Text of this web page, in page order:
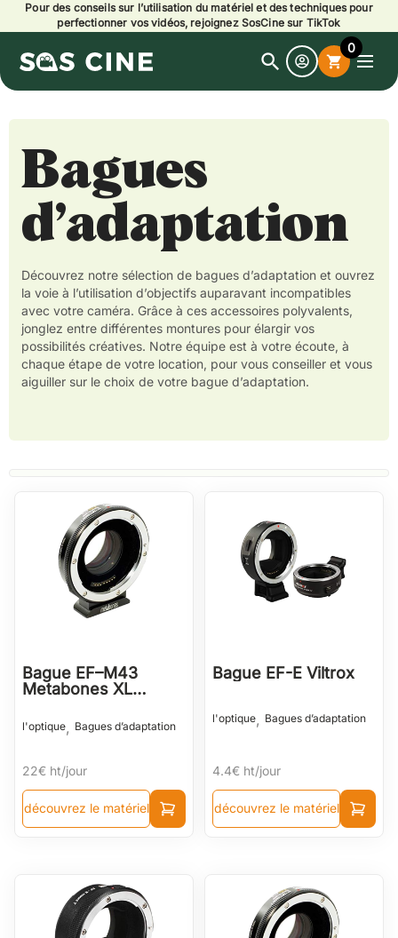
Pour des conseils sur l’utilisation du matériel et des techniques pour
perfectionner vos vidéos, rejoignez SosCine sur TikTok
search
Open
shopping_cart
0
Bagues
d’adaptation
Découvrez notre sélection de bagues d’adaptation et ouvrez
la voie à l’utilisation d’objectifs auparavant incompatibles
avec votre caméra. Grâce à ces accessoires polyvalents,
jonglez entre différentes montures pour élargir vos
possibilités créatives. Notre équipe est à votre écoute, à
chaque étape de votre location, pour vous conseiller et vous
aiguiller sur le choix de votre bague d’adaptation.
Bague EF–M43
Metabones XL
l'optique, Bagues d’adaptation
22€ ht/jour
découvrez le matériel
Bague EF-E Viltrox
l'optique, Bagues d’adaptation
4.4€ ht/jour
découvrez le matériel